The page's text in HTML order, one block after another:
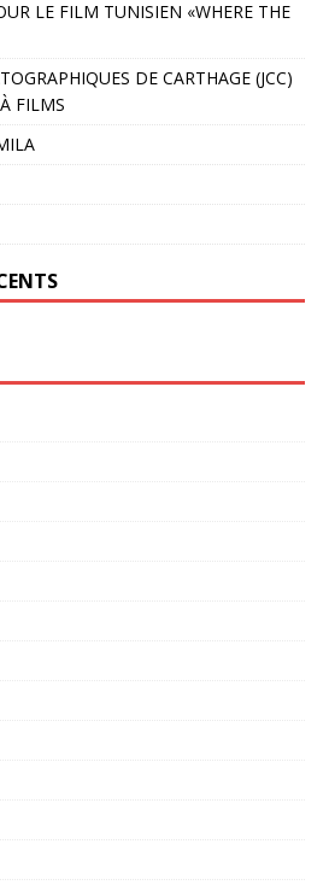
LE FILM TUNISIEN «WHERE THE
DE CARTHAGE (JCC)
FILMS